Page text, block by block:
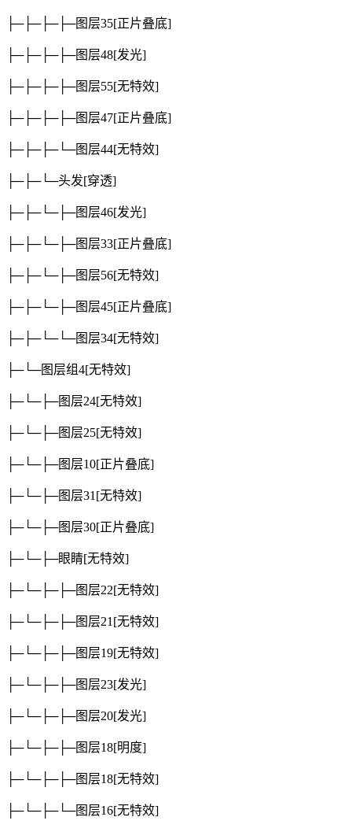
├─├─├─├─图层35[正片叠底]
├─├─├─├─图层48[发光]
├─├─├─├─图层55[无特效]
├─├─├─├─图层47[正片叠底]
├─├─├─└─图层44[无特效]
├─├─└─头发[穿透]
├─├─└─├─图层46[发光]
├─├─└─├─图层33[正片叠底]
├─├─└─├─图层56[无特效]
├─├─└─├─图层45[正片叠底]
├─├─└─└─图层34[无特效]
├─└─图层组4[无特效]
├─└─├─图层24[无特效]
├─└─├─图层25[无特效]
├─└─├─图层10[正片叠底]
├─└─├─图层31 [无特效]
├─└─├─图层30[正片叠底]
├─└─├─眼睛[无特效]
├─└─├─├─图层22[无特效]
├─└─├─├─图层21 [无特效]
├─└─├─├─图层19[无特效]
├─└─├─├─图层23[发光]
├─└─├─├─图层20[发光]
├─└─├─├─图层18[明度]
├─└─├─├─图层18[无特效]
├─└─├─└─图层16[无特效]